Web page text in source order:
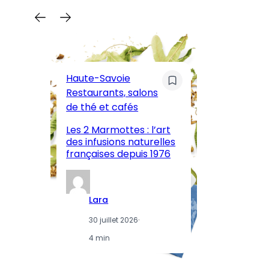
Haute-Savoie
Restaurants, salons
de thé et cafés
Les 2 Marmottes : l’art
des infusions naturelles
françaises depuis 1976
Lara
30 juillet 2026·
4 min